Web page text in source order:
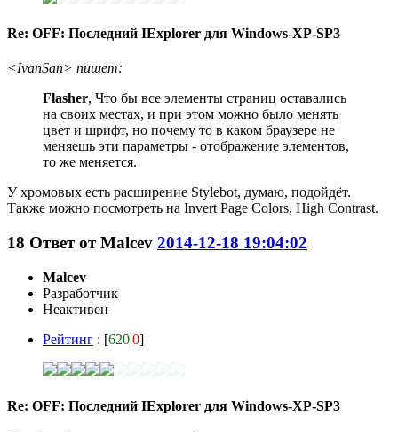
Re: OFF: Последний IExplorer для Windows-XP-SP3
<IvanSan> пишет:
Flasher, Что бы все элементы страниц оставались
на своих местах, и при этом можно было менять
цвет и шрифт, но почему то в каком браузере не
меняешь эти параметры - отображение элементов,
то же меняется.
У хромовых есть расширение Stylebot, думаю, подойдёт.
Также можно посмотреть на Invert Page Colors, High Contrast.
18 Ответ отMalcev 2014-12-18 19:04:02
Malcev
Разработчик
Неактивен
Рейтинг : [620|0]
Re: OFF: Последний IExplorer для Windows-XP-SP3